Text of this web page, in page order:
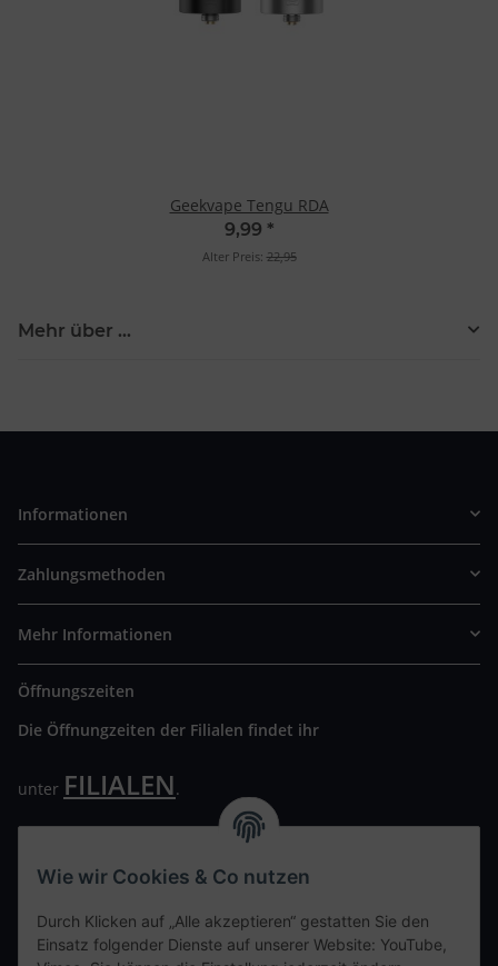
Geekvape Tengu RDA
9,99 *
Alter Preis: 22,95
Mehr über ...
Informationen
Zahlungsmethoden
Mehr Informationen
Öffnungszeiten
Die Öffnungzeiten der Filialen findet ihr
unter FILIALEN.
Wir freuen uns auf Euren Besuch. Bitte beachtet die
Kontaktdaten
Wie wir Cookies & Co nutzen
Durch Klicken auf „Alle akzeptieren“ gestatten Sie den
Einsatz folgender Dienste auf unserer Website: YouTube,